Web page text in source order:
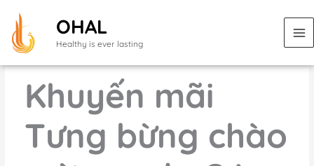
nội
OHAL
Healthy is ever lasting
Khuyến mãi
Tưng bừng chào